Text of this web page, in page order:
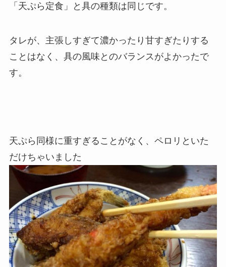
「天ぷら定食」と具の種類は同じです。
タレが、主張しすぎて濃かったり甘すぎたりする
ことはなく、具の風味とのバランスがよかったで
す。
天ぷら同様に重すぎることがなく、ペロリといた
だけちゃいました